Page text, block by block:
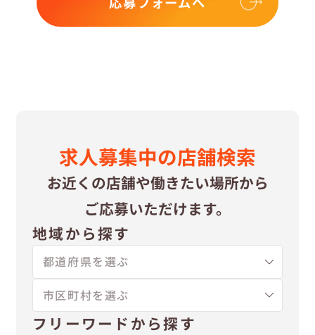
求⼈募集中の店舗検索
お近くの店舗や働きたい場所から
ご応募いただけます。
地域から探す
フリーワードから探す